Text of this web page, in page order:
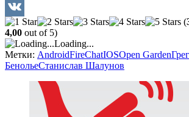
Twitter
VK
(
4,00 out of 5)
Loading...
Метки: AndroidFireChatIOSOpen Garden
БенольеСтанислав Шалунов